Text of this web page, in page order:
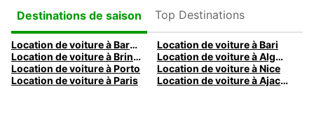
Destinations de saison
Top Destinations
Location de voiture à Barcelone
Location de voiture à Bari
Location de voiture à Brindisi
Location de voiture à Alghero
Location de voiture à Porto
Location de voiture à Nice
Location de voiture à Paris
Location de voiture à Ajaccio